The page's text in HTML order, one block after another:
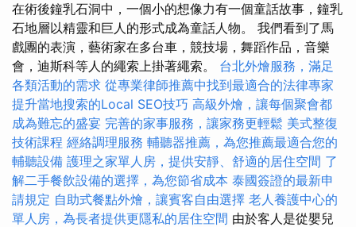
在術後鐘乳石洞中，一個小的想像力有一個童話故事，鐘乳
石地層以精靈和巨人的形式成為童話人物。 我們看到了馬
戲團的表演，藝術家在多台車，競技場，舞蹈作品，音樂
會，迪斯科等人的繩索上掛著繩索。 台北外燴服務，滿足
各類活動的需求 從專業律師推薦中找到最適合的法律專家
提升當地搜索的Local SEO技巧 高級外燴，讓每個聚會都
成為難忘的盛宴 完善的家事服務，讓家務更輕鬆 美式整復
技術課程 經絡調理服務 輔聽器推薦，為您推薦最適合您的
輔聽設備 護理之家單人房，提供安靜、舒適的居住空間 了
解二手餐飲設備的選擇，為您節省成本 泰國簽證的最新申
請規定 自助式餐點外燴，讓賓客自由選擇 老人養護中心的
單人房，為長者提供更隱私的居住空間 由於客人是從嬰兒